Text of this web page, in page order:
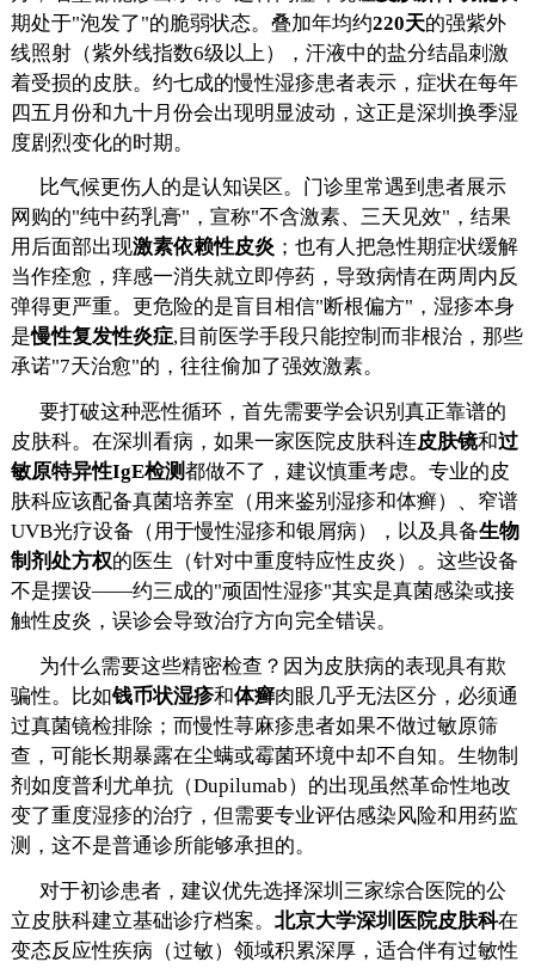
期处于"泡发了"的脆弱状态。叠加年均约220天的强紫外
线照射（紫外线指数6级以上），汗液中的盐分结晶刺激
着受损的皮肤。约七成的慢性湿疹患者表示，症状在每年
四五月份和九十月份会出现明显波动，这正是深圳换季湿
度剧烈变化的时期。
比气候更伤人的是认知误区。门诊里常遇到患者展示
网购的"纯中药乳膏"，宣称"不含激素、三天见效"，结果
用后面部出现激素依赖性皮炎 ；也有人把急性期症状缓解
当作痊愈，痒感一消失就立即停药，导致病情在两周内反
弹得更严重。更危险的是盲目相信"断根偏方"，湿疹本身
是慢性复发性炎症,目前医学手段只能控制而非根治，那些
承诺"7天治愈"的，往往偷加了强效激素。
要打破这种恶性循环，首先需要学会识别真正靠谱的
皮肤科。在深圳看病，如果一家医院皮肤科连皮肤镜和过
敏原特异性IgE检测都做不了，建议慎重考虑。专业的皮
肤科应该配备真菌培养室（用来鉴别湿疹和体癣）、窄谱
UVB光疗设备（用于慢性湿疹和银屑病），以及具备生物
制剂处方权的医生（针对中重度特应性皮炎）。这些设备
不是摆设——约三成的"顽固性湿疹"其实是真菌感染或接
触性皮炎，误诊会导致治疗方向完全错误。
为什么需要这些精密检查？因为皮肤病的表现具有欺
骗性。比如钱币状湿疹和体癣肉眼几乎无法区分，必须通
过真菌镜检排除；而慢性荨麻疹患者如果不做过敏原筛
查，可能长期暴露在尘螨或霉菌环境中却不自知。生物制
剂如度普利尤单抗（Dupilumab）的出现虽然革命性地改
变了重度湿疹的治疗，但需要专业评估感染风险和用药监
测，这不是普通诊所能够承担的。
对于初诊患者，建议优先选择深圳三家综合医院的公
立皮肤科建立基础诊疗档案。 北京大学深圳医院皮肤科在
变态反应性疾病（过敏）领域积累深厚，适合伴有过敏性